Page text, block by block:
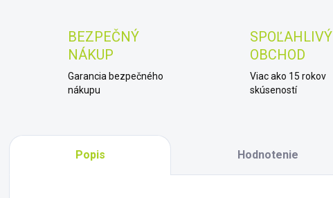
BEZPEČNÝ
NÁKUP
Garancia bezpečného
nákupu
SPOĽAHLIVÝ
OBCHOD
Viac ako 15 rokov
skúseností
Popis Hodnotenie